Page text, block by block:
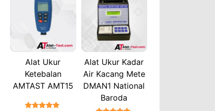
Alat Ukur
Ketebalan
AMTAST AMT15
Alat Ukur Kadar
Air Kacang Mete
DMAN1 National
Baroda